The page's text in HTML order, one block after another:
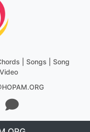
| Songs | Song